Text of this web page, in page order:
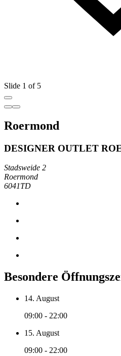
Slide 1 of 5
Roermond
DESIGNER OUTLET
Stadsweide 2
Roermond
6041TD
Besondere
14. August
09:00 - 22:00
15. August
09:00 - 22:00